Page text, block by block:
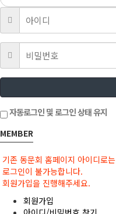
자동로그인 및 로그인 상태 유지
MEMBER
기존 동문회 홈페이지 아이디로는
로그인이 불가능합니다.
회원가입을 진행해주세요.
회원가입